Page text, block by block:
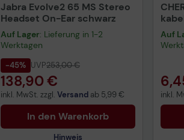
Jabra Evolve2 65 MS Stereo
Headset On-Ear schwarz
Auf Lager: Lieferung in 1-2
Werktagen
-45% UVP253,00 €
138,90 €
inkl. MwSt. zzgl. Versand ab 5,99 €
In den Warenkorb
Hinweis
Auf
inkl.